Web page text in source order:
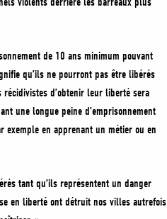
de 10 ans minimum pouvant
qu’ils ne pourront pas être libérés
d’obtenir leur liberté sera
une longue peine d’emprisonnement
exemple en apprenant un métier ou en
tant qu’ils représentent un danger
en liberté ont détruit nos villes autrefois